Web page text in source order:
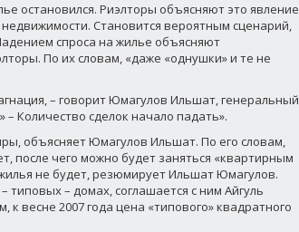
остановился. Риэлторы объясняют это явление
Становится вероятным сценарий,
спроса на жилье объясняют
По их словам, «даже «однушки» и те не
– говорит Юмагулов Ильшат, генеральный
Количество сделок начало падать».
объясняет Юмагулов Ильшат. По его словам,
чего можно будет заняться «квартирным
не будет, резюмирует Ильшат Юмагулов.
– домах, соглашается с ним Айгуль
весне 2007 года цена «типового» квадратного